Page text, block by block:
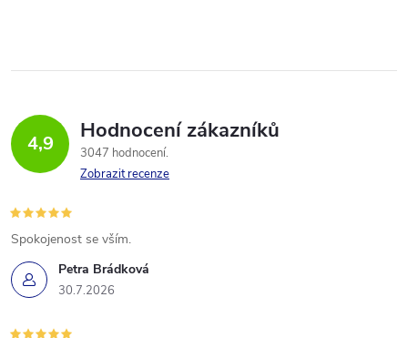
4,9 Hodnocení zákazníků
3047 hodnocení
Zobrazit recenze
Petra Brádková
30.7.2026
Spokojenost se vším.